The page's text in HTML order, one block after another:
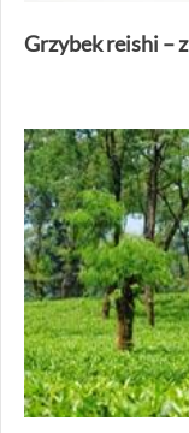
Grzybek reishi –